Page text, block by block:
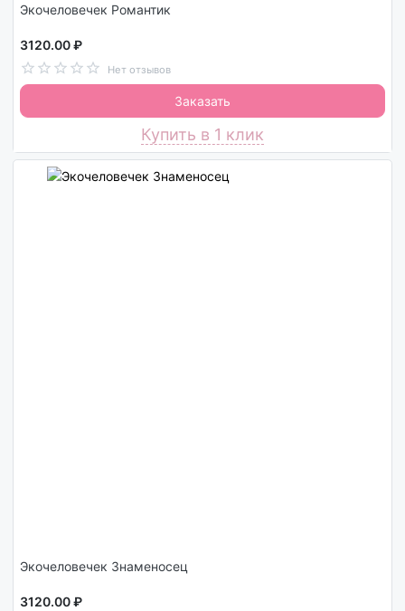
Экочеловечек Романтик
3120.00 ₽
Нет отзывов
Заказать
Купить в 1 клик
Экочеловечек Знаменосец
3120.00 ₽